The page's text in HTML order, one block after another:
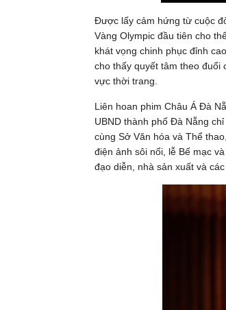
Được lấy cảm hứng từ cuộc
Vàng Olympic đầu tiên cho
khát vọng chinh phục đỉnh
cho thấy quyết tâm theo đuổi
vực thời trang.
Liên hoan phim Châu Á Đà
UBND thành phố Đà Nẵng
cùng Sở Văn hóa và Thể
điện ảnh sôi nổi, lễ Bế mạc
đạo diễn, nhà sản xuất và